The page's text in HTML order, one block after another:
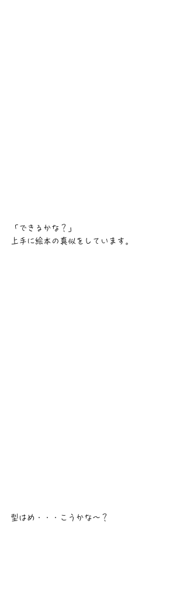
「できるかな？」
上手に絵本の真似をしています。
型はめ・・・こうかな～？